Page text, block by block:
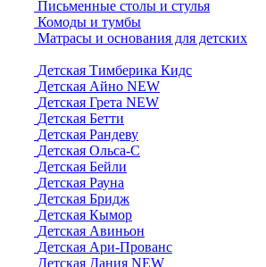
Письменные столы и стулья
Комоды и тумбы
Матрасы и основания для детских
Детская Тимберика Кидс
Детская Айно NEW
Детская Грета NEW
Детская Бетти
Детская Рандеву
Детская Ольса-С
Детская Бейли
Детская Рауна
Детская Бридж
Детская Кымор
Детская Авиньон
Детская Ари-Прованс
Детская Дания NEW